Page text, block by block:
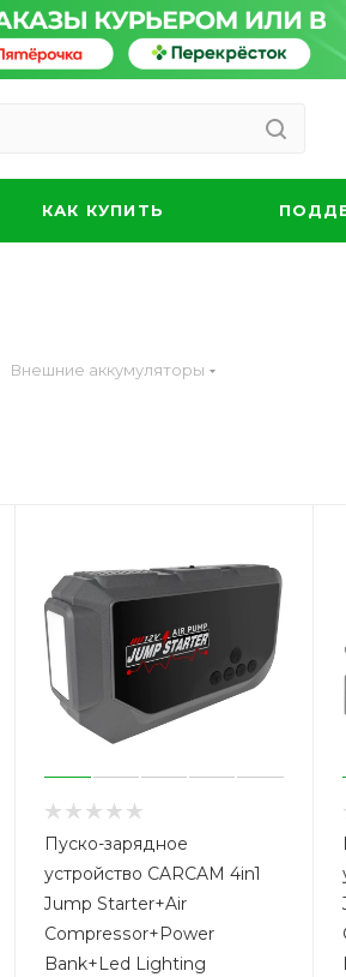
КАК КУПИТЬ
Внешние аккумуляторы
Пуско-зарядное
устройство CARCAM 4in1
Jump Starter+Air
Compressor+Power
Bank+Led Lighting